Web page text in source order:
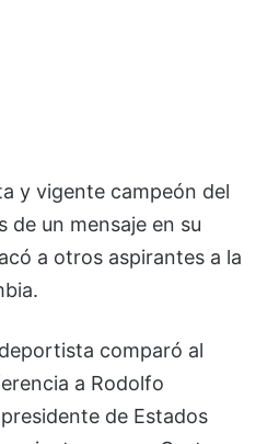
y vigente campeón del
de un mensaje en su
a otros aspirantes a la
comparó al
a Rodolfo
de Estados